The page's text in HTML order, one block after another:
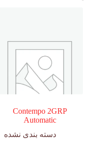
Contempo 2GRP
Automatic
دسته بندی نشده